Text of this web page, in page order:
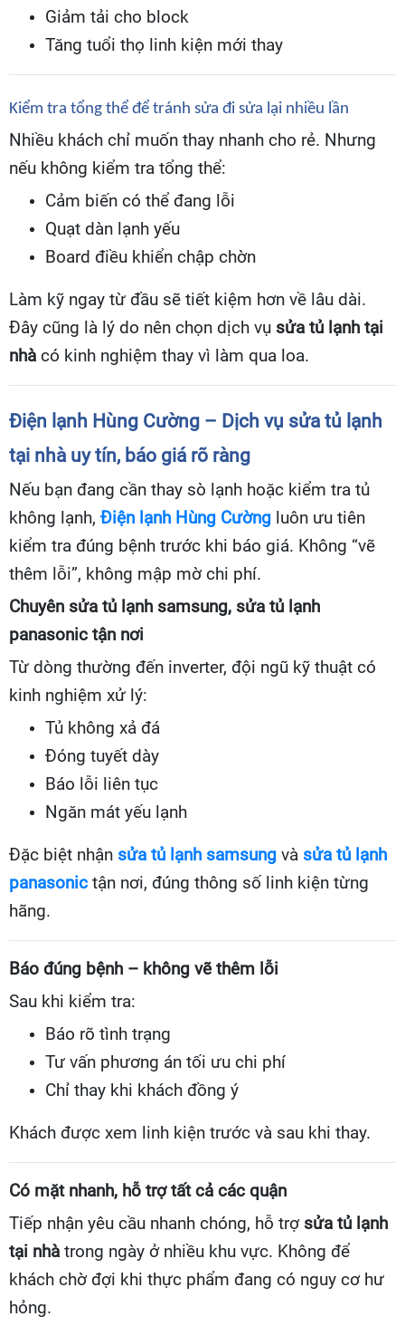
Giảm tải cho block
Tăng tuổi thọ linh kiện mới thay
Kiểm tra tổng thể để tránh sửa đi sửa lại nhiều lần
Nhiều khách chỉ muốn thay nhanh cho rẻ. Nhưng
nếu không kiểm tra tổng thể:
Cảm biến có thể đang lỗi
Quạt dàn lạnh yếu
Board điều khiển chập chờn
Làm kỹ ngay từ đầu sẽ tiết kiệm hơn về lâu dài.
Đây cũng là lý do nên chọn dịch vụ sửa tủ lạnh tại
nhà có kinh nghiệm thay vì làm qua loa.
Điện lạnh Hùng Cường – Dịch vụ sửa tủ lạnh
tại nhà uy tín, báo giá rõ ràng
Nếu bạn đang cần thay sò lạnh hoặc kiểm tra tủ
không lạnh, Điện lạnh Hùng Cường luôn ưu tiên
kiểm tra đúng bệnh trước khi báo giá. Không “vẽ
thêm lỗi”, không mập mờ chi phí.
Chuyên sửa tủ lạnh samsung, sửa tủ lạnh
panasonic tận nơi
Từ dòng thường đến inverter, đội ngũ kỹ thuật có
kinh nghiệm xử lý:
Tủ không xả đá
Đóng tuyết dày
Báo lỗi liên tục
Ngăn mát yếu lạnh
Đặc biệt nhận sửa tủ lạnh samsung và sửa tủ lạnh
panasonic tận nơi, đúng thông số linh kiện từng
hãng.
Báo đúng bệnh – không vẽ thêm lỗi
Sau khi kiểm tra:
Báo rõ tình trạng
Tư vấn phương án tối ưu chi phí
Chỉ thay khi khách đồng ý
Khách được xem linh kiện trước và sau khi thay.
Có mặt nhanh, hỗ trợ tất cả các quận
Tiếp nhận yêu cầu nhanh chóng, hỗ trợ sửa tủ lạnh
tại nhà trong ngày ở nhiều khu vực. Không để
khách chờ đợi khi thực phẩm đang có nguy cơ hư
hỏng.